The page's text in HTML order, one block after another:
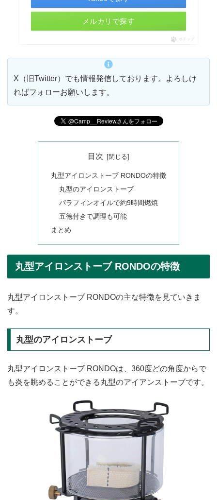
メルカリで探す
ポチップ
X（旧Twitter）でも情報発信しております。よろしけ
ればフォローお願いします。
目次
丸型アイロンストーブ RONDOの特徴
丸型のアイロンストーブ
パラフィンオイルで約9時間燃焼
五徳付きで調理も可能
まとめ
丸型アイロンストーブ RONDOの特徴
丸型アイロンストーブ RONDOの主な特徴を見ていきま
す。
丸型のアイロンストーブ
丸型アイロンストーブ RONDOは、360度どの角度からで
も炎を眺めることができる丸型のアイアンストーブです。